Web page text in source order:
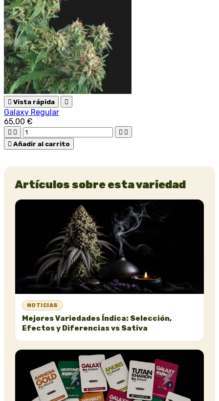
 Vista rápida 
Galaxy Regular
65,00 €
   
 Añadir al carrito
Artículos sobre esta variedad
NOTICIAS
Mejores Variedades Índica: Selección,
Efectos y Diferencias vs Sativa